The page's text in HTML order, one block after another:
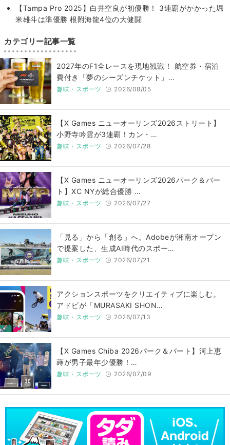
【Tampa Pro 2025】白井空良が初優勝！ 3連覇がかかった堀
米雄斗は準優勝 根附海龍4位の大健闘
カテゴリー記事一覧
2027年のF1全レースを現地観戦！ 航空券・宿泊
費付き「夢のシーズンチケット」…
趣味・スポーツ 2026/08/05
【X Games ニューオーリンズ2026ストリート】
小野寺吟雲が3連覇！カン・…
趣味・スポーツ 2026/07/28
【X Games ニューオーリンズ2026パーク＆バー
ト】XC NYが総合優勝 …
趣味・スポーツ 2026/07/27
「見る」から「創る」へ。Adobeが湘南オープン
で提案した、生成AI時代のスポー…
趣味・スポーツ 2026/07/21
アクションスポーツをクリエイティブに楽しむ。
アドビが「MURASAKI SHON…
趣味・スポーツ 2026/07/13
【X Games Chiba 2026パーク＆バート】河上恵
蒔が男子最年少優勝！…
趣味・スポーツ 2026/07/09